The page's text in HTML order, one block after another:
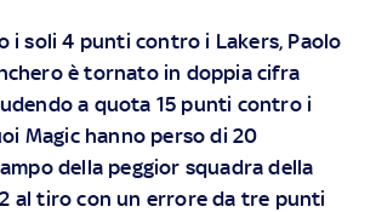
i soli 4 punti contro i Lakers, Paolo
è tornato in doppia cifra
a quota 15 punti contro i
Magic hanno perso di 20
della peggior squadra della
al tiro con un errore da tre punti